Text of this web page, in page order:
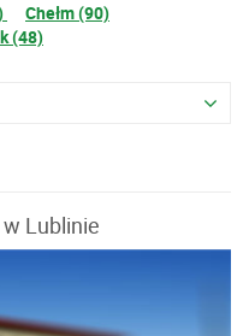
Chełm (90)
(48)
Lublinie